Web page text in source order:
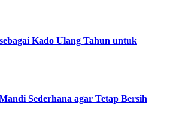
Kado Ulang Tahun untuk
Sederhana agar Tetap Bersih